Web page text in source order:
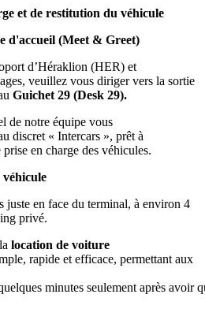
et de restitution du véhicule
d'accueil (Meet & Greet)
d’Héraklion (HER) et
veuillez vous diriger vers la sortie
Guichet 29 (Desk 29).
de notre équipe vous
discret « Intercars », prêt à
en charge des véhicules.
juste en face du terminal, à environ 4
privé.
location de voiture
rapide et efficace, permettant aux
minutes seulement après avoir